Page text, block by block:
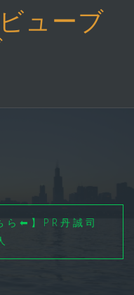
ューブ
ら⬅】PR丹誠司